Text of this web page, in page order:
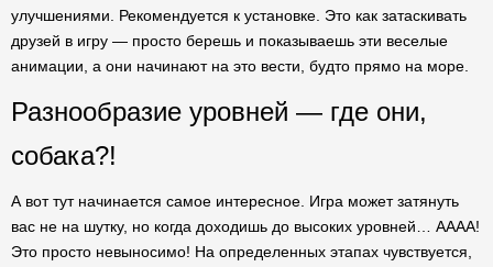
улучшениями. Рекомендуется к установке. Это как затаскивать
друзей в игру — просто берешь и показываешь эти веселые
анимации, а они начинают на это вести, будто прямо на море.
Разнообразие уровней — где они,
собака?!
А вот тут начинается самое интересное. Игра может затянуть
вас не на шутку, но когда доходишь до высоких уровней… АААА!
Это просто невыносимо! На определенных этапах чувствуется,